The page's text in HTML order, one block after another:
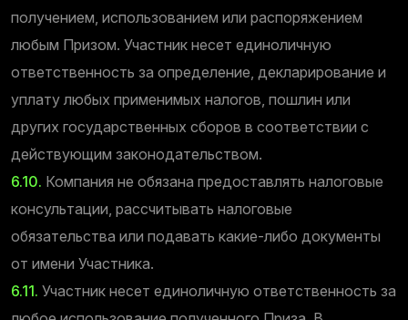
получением, использованием или распоряжением
любым Призом. Участник несет единоличную
ответственность за определение, декларирование и
уплату любых применимых налогов, пошлин или
других государственных сборов в соответствии с
действующим законодательством.
6.10. Компания не обязана предоставлять налоговые
консультации, рассчитывать налоговые
обязательства или подавать какие-либо документы
от имени Участника.
6.11. Участник несет единоличную ответственность за